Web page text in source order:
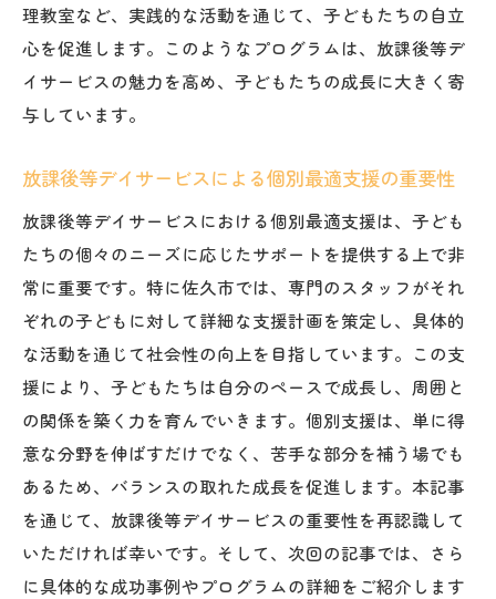
理教室など、実践的な活動を通じて、子どもたちの自立
心を促進します。このようなプログラムは、放課後等デ
イサービスの魅力を高め、子どもたちの成長に大きく寄
与しています。
放課後等デイサービスによる個別最適支援の重要性
放課後等デイサービスにおける個別最適支援は、子ども
たちの個々のニーズに応じたサポートを提供する上で非
常に重要です。特に佐久市では、専門のスタッフがそれ
ぞれの子どもに対して詳細な支援計画を策定し、具体的
な活動を通じて社会性の向上を目指しています。この支
援により、子どもたちは自分のペースで成長し、周囲と
の関係を築く力を育んでいきます。個別支援は、単に得
意な分野を伸ばすだけでなく、苦手な部分を補う場でも
あるため、バランスの取れた成長を促進します。本記事
を通じて、放課後等デイサービスの重要性を再認識して
いただければ幸いです。そして、次回の記事では、さら
に具体的な成功事例やプログラムの詳細をご紹介します